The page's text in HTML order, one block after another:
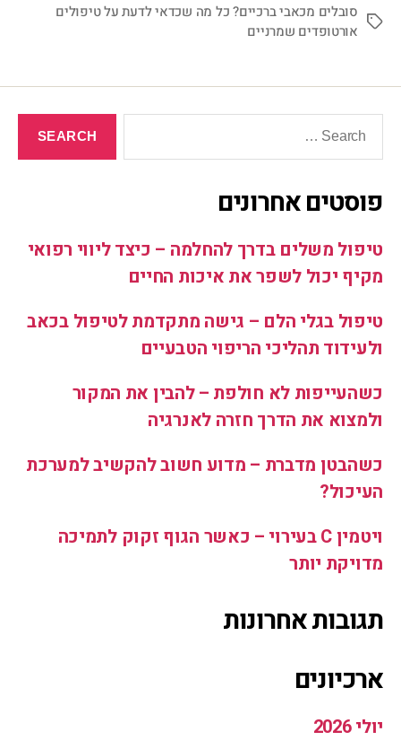
סובלים מכאבי ברכיים? כל מה שכדאי לדעת על טיפולים
אורטופדים שמרניים
פוסטים אחרונים
טיפול משלים בדרך להחלמה – כיצד ליווי רפואי
מקיף יכול לשפר את איכות החיים
טיפול בגלי הלם – גישה מתקדמת לטיפול בכאב
ולעידוד תהליכי הריפוי הטבעיים
כשהעייפות לא חולפת – להבין את המקור
ולמצוא את הדרך חזרה לאנרגיה
כשהבטן מדברת – מדוע חשוב להקשיב למערכת
העיכול?
ויטמין C בעירוי – כאשר הגוף זקוק לתמיכה
מדויקת יותר
תגובות אחרונות
ארכיונים
יולי 2026